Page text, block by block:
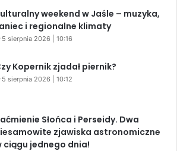
weekend w Jaśle – muzyka,
i regionalne klimaty
5 sierpnia 2026 | 10:16
Kopernik zjadał piernik?
5 sierpnia 2026 | 10:12
Słońca i Perseidy. Dwa
zjawiska astronomiczne
ciągu jednego dnia!